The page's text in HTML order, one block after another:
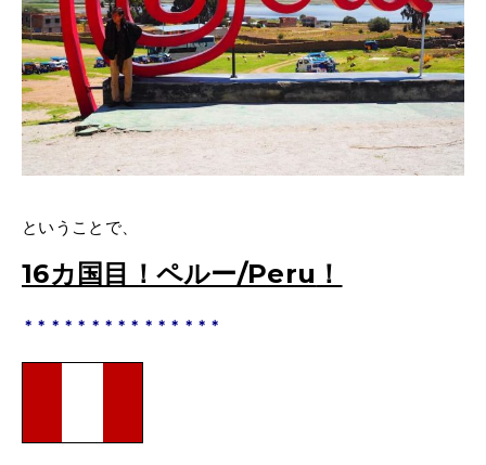
ということで、
16カ国目！ペルー/Peru ！
＊＊＊＊＊＊＊＊＊＊＊＊＊＊＊